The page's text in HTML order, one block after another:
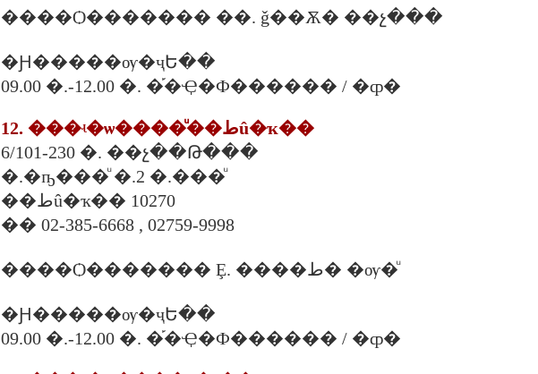
����Ѻ������� ��. ǧ��Ѫ� ��չ���
�Ԩ�����ѹ�ҷԵ��
09.00 �.-12.00 �. �֡�Ҿ�Ф������ / �ȹ�
12. ���ʵ�ѡ����ͧ��طû�ҡ��
6/101-230 �. ��չ��Թ���
�.�ҧ���ͧ �.2 �.���ͧ
��طû�ҡ�� 10270
�� 02-385-6668 , 02759-9998
����Ѻ������� Ȩ. ����ط� �ѹ�ͧ
�Ԩ�����ѹ�ҷԵ��
09.00 �.-12.00 �. �֡�Ҿ�Ф������ / �ȹ�